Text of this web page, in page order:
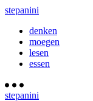
stepanini
denken
moegen
lesen
essen
stepanini